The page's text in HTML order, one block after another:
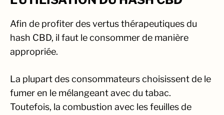
Afin de profiter des vertus thérapeutiques du
hash CBD, il faut le consommer de manière
appropriée.
La plupart des consommateurs choisissent de le
fumer en le mélangeant avec du tabac.
Toutefois, la combustion avec les feuilles de